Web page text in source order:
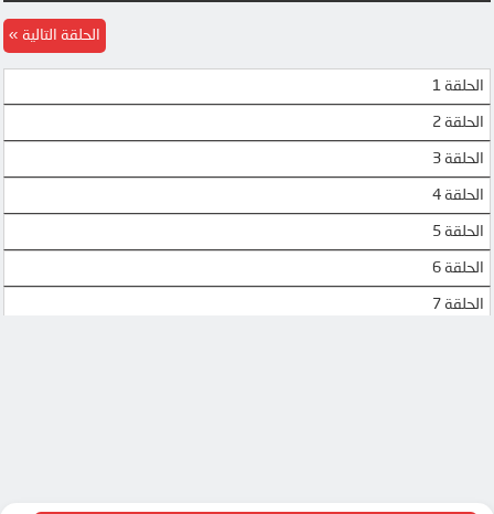
OK
4SHARED
DRIVE 4SHARED
DRIVE
الحلقة 1
الحلقة 2
الحلقة 3
الحلقة 4
الحلقة 5
الحلقة 6
الحلقة 7
الحلقة التالية